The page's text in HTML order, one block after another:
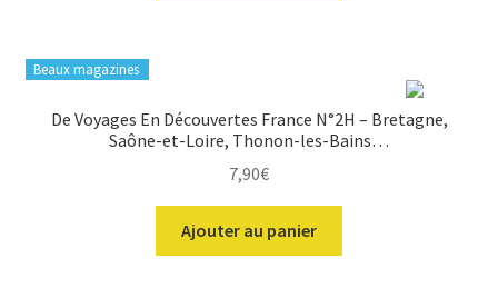
produit
Beaux magazines
De Voyages En Découvertes France N°2H – Bretagne,
Saône-et-Loire, Thonon-les-Bains…
7,90€
Ajouter au panier